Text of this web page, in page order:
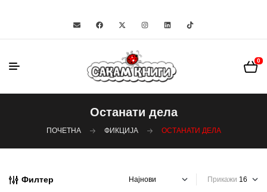
0
Останати дела
ПОЧЕТНА ФИКЦИЈА ОСТАНАТИ ДЕЛА
Филтер Прикажи